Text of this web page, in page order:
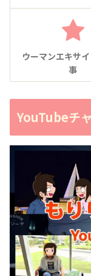
ウーマンエキサ
事
YouTubeチ